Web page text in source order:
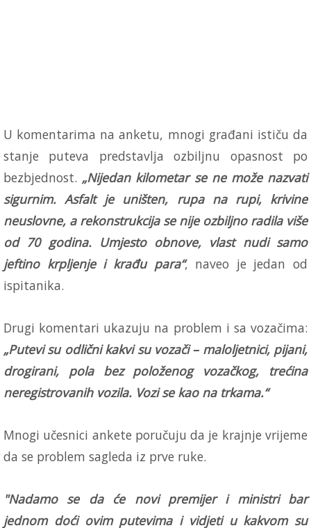
U komentarima na anketu, mnogi građani ističu da
stanje puteva predstavlja ozbiljnu opasnost po
bezbjednost. „Nijedan kilometar se ne može nazvati
sigurnim. Asfalt je uništen, rupa na rupi, krivine
neuslovne, a rekonstrukcija se nije ozbiljno radila više
od 70 godina. Umjesto obnove, vlast nudi samo
jeftino krpljenje i krađu para“, naveo je jedan od
ispitanika.
Drugi komentari ukazuju na problem i sa vozačima:
„Putevi su odlični kakvi su vozači – maloljetnici, pijani,
drogirani, pola bez položenog vozačkog, trećina
neregistrovanih vozila. Vozi se kao na trkama.“
Mnogi učesnici ankete poručuju da je krajnje vrijeme
da se problem sagleda iz prve ruke.
"Nadamo se da će novi premijer i ministri bar
jednom doći ovim putevima i vidjeti u kakvom su